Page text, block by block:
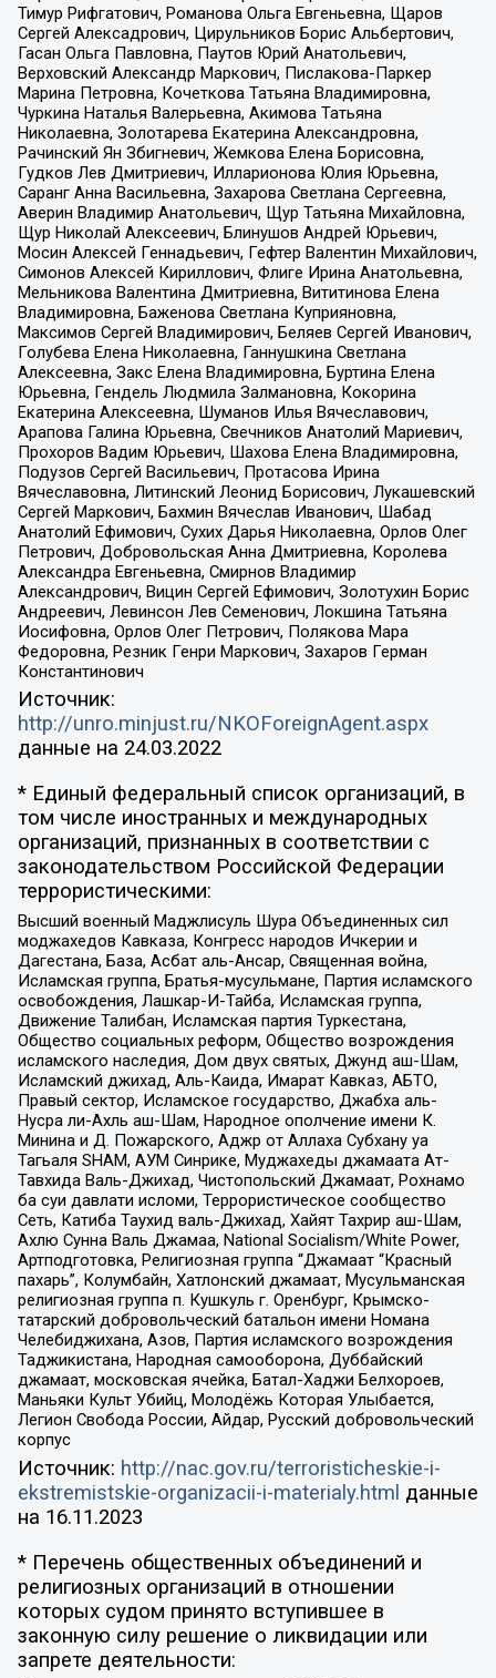
Тимур Рифгатович, Романова Ольга Евгеньевна, Щаров
Сергей Алексадрович, Цирульников Борис Альбертович,
Гасан Ольга Павловна, Паутов Юрий Анатольевич,
Верховский Александр Маркович, Пислакова-Паркер
Марина Петровна, Кочеткова Татьяна Владимировна,
Чуркина Наталья Валерьевна, Акимова Татьяна
Николаевна, Золотарева Екатерина Александровна,
Рачинский Ян Збигневич, Жемкова Елена Борисовна,
Гудков Лев Дмитриевич, Илларионова Юлия Юрьевна,
Саранг Анна Васильевна, Захарова Светлана Сергеевна,
Аверин Владимир Анатольевич, Щур Татьяна Михайловна,
Щур Николай Алексеевич, Блинушов Андрей Юрьевич,
Мосин Алексей Геннадьевич, Гефтер Валентин Михайлович,
Симонов Алексей Кириллович, Флиге Ирина Анатольевна,
Мельникова Валентина Дмитриевна, Вититинова Елена
Владимировна, Баженова Светлана Куприяновна,
Максимов Сергей Владимирович, Беляев Сергей Иванович,
Голубева Елена Николаевна, Ганнушкина Светлана
Алексеевна, Закс Елена Владимировна, Буртина Елена
Юрьевна, Гендель Людмила Залмановна, Кокорина
Екатерина Алексеевна, Шуманов Илья Вячеславович,
Арапова Галина Юрьевна, Свечников Анатолий Мариевич,
Прохоров Вадим Юрьевич, Шахова Елена Владимировна,
Подузов Сергей Васильевич, Протасова Ирина
Вячеславовна, Литинский Леонид Борисович, Лукашевский
Сергей Маркович, Бахмин Вячеслав Иванович, Шабад
Анатолий Ефимович, Сухих Дарья Николаевна, Орлов Олег
Петрович, Добровольская Анна Дмитриевна, Королева
Александра Евгеньевна, Смирнов Владимир
Александрович, Вицин Сергей Ефимович, Золотухин Борис
Андреевич, Левинсон Лев Семенович, Локшина Татьяна
Иосифовна, Орлов Олег Петрович, Полякова Мара
Федоровна, Резник Генри Маркович, Захаров Герман
Константинович
Источник:
http://unro.minjust.ru/NKOForeignAgent.aspx
данные на 24.03.2022
* Единый федеральный список организаций, в
том числе иностранных и международных
организаций, признанных в соответствии с
законодательством Российской Федерации
террористическими:
Высший военный Маджлисуль Шура Объединенных сил
моджахедов Кавказа, Конгресс народов Ичкерии и
Дагестана, База, Асбат аль-Ансар, Священная война,
Исламская группа, Братья-мусульмане, Партия исламского
освобождения, Лашкар-И-Тайба, Исламская группа,
Движение Талибан, Исламская партия Туркестана,
Общество социальных реформ, Общество возрождения
исламского наследия, Дом двух святых, Джунд аш-Шам,
Исламский джихад, Аль-Каида, Имарат Кавказ, АБТО,
Правый сектор, Исламское государство, Джабха аль-
Нусра ли-Ахль аш-Шам, Народное ополчение имени К.
Минина и Д. Пожарского, Аджр от Аллаха Субхану уа
Тагьаля SHAM, АУМ Синрике, Муджахеды джамаата Ат-
Тавхида Валь-Джихад, Чистопольский Джамаат, Рохнамо
ба суи давлати исломи, Террористическое сообщество
Сеть, Катиба Таухид валь-Джихад, Хайят Тахрир аш-Шам,
Ахлю Сунна Валь Джамаа, National Socialism/White Power,
Артподготовка, Религиозная группа “Джамаат “Красный
пахарь”, Колумбайн, Хатлонский джамаат, Мусульманская
религиозная группа п. Кушкуль г. Оренбург, Крымско-
татарский добровольческий батальон имени Номана
Челебиджихана, Азов, Партия исламского возрождения
Таджикистана, Народная самооборона, Дуббайский
джамаат, московская ячейка, Батал-Хаджи Белхороев,
Маньяки Культ Убийц, Молодёжь Которая Улыбается,
Легион Свобода России, Айдар, Русский добровольческий
корпус
Источник: http://nac.gov.ru/terroristicheskie-i-
ekstremistskie-organizacii-i-materialy.html данные
на 16.11.2023
* Перечень общественных объединений и
религиозных организаций в отношении
которых судом принято вступившее в
законную силу решение о ликвидации или
запрете деятельности: